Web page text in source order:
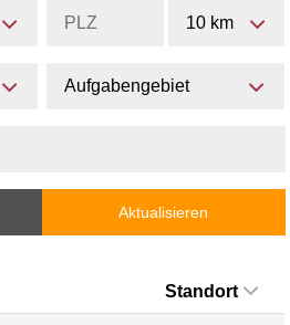
10 km
Aufgabengebiet
Aktualisieren
Standort